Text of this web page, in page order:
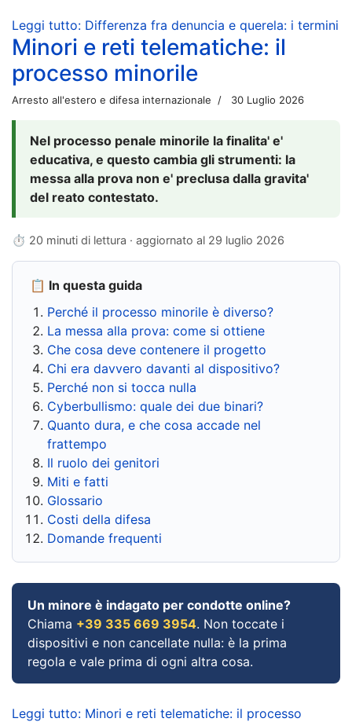
Leggi tutto: Differenza fra denuncia e querela: i termini
Minori e reti telematiche: il
processo minorile
Arresto all'estero e difesa internazionale 30 Luglio 2026
Nel processo penale minorile la finalita' e'
educativa, e questo cambia gli strumenti: la
messa alla prova non e' preclusa dalla gravita'
del reato contestato.
⏱ 20 minuti di lettura · aggiornato al 29 luglio 2026
📋 In questa guida
Perché il processo minorile è diverso?
La messa alla prova: come si ottiene
Che cosa deve contenere il progetto
Chi era davvero davanti al dispositivo?
Perché non si tocca nulla
Cyberbullismo: quale dei due binari?
Quanto dura, e che cosa accade nel
frattempo
Il ruolo dei genitori
Miti e fatti
Glossario
Costi della difesa
Domande frequenti
Un minore è indagato per condotte online?
Chiama +39 335 669 3954. Non toccate i
dispositivi e non cancellate nulla: è la prima
regola e vale prima di ogni altra cosa.
Leggi tutto: Minori e reti telematiche: il processo